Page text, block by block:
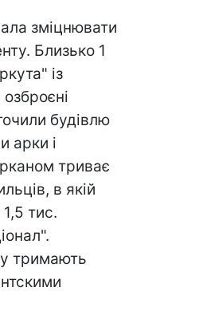
зміцнювати
Близько 1
із
будівлю
арки і
триває
в якій
тис.
тримають